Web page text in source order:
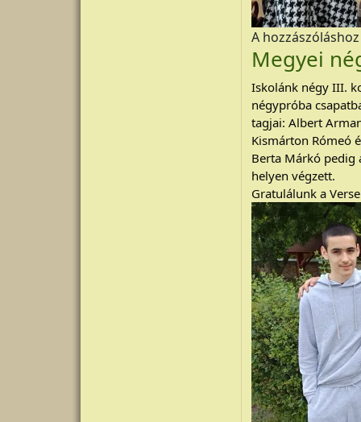
A
Megyei
Iskolánk négy III.
négypróba
tagjai: Albert
Kismárton Rómeó
Berta Márkó pedig
helyen végzett.
Gratulálunk a